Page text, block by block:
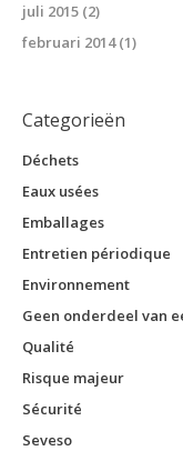
juli 2015 (2)
februari 2014(1)
Categorieën
Déchets
Eaux usées
Emballages
Entretien périodique
Environnement
Geen onderdeel van
Qualité
Risque majeur
Sécurité
Seveso